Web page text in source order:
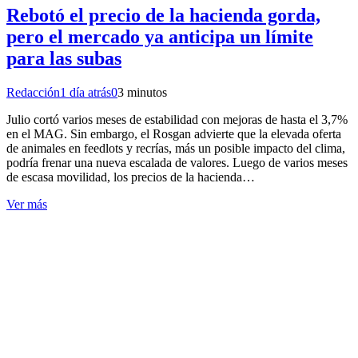
Rebotó el precio de la hacienda gorda,
pero el mercado ya anticipa un límite
para las subas
Redacción1 día atrás03 minutos
Julio cortó varios meses de estabilidad con mejoras de hasta el 3,7%
en el MAG. Sin embargo, el Rosgan advierte que la elevada oferta
de animales en feedlots y recrías, más un posible impacto del clima,
podría frenar una nueva escalada de valores. Luego de varios meses
de escasa movilidad, los precios de la hacienda…
Ver más